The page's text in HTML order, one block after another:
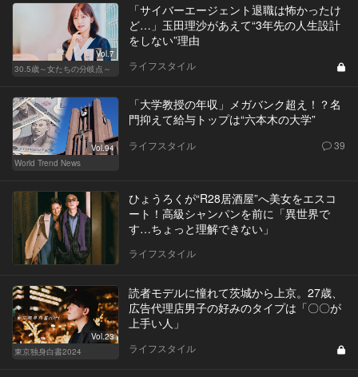
Vol.7
30.5歳～女たちの分岐点～
「サイバーエージェント退職は怖かったけ
ど…」玉田理沙があえて“3年先の人生設計
をしない”理由
ライフスタイル
Vol.94
World Trend News
「大学教授の年収」メガバンク超え！？名
門抑えて給与トップは“六本木の大学”
ライフスタイル 39
ひょうろくが“R28居酒屋”へ美女をエスコ
ート！高級シャンパンを前に「異世界で
す…ちょっと理解できない」
ライフスタイル
Vol.23
東京独身白書2024
読者モデルに憧れて茨城から上京。27歳、
広告代理店男子の好みのタイプは「〇〇が
上手い人」
ライフスタイル